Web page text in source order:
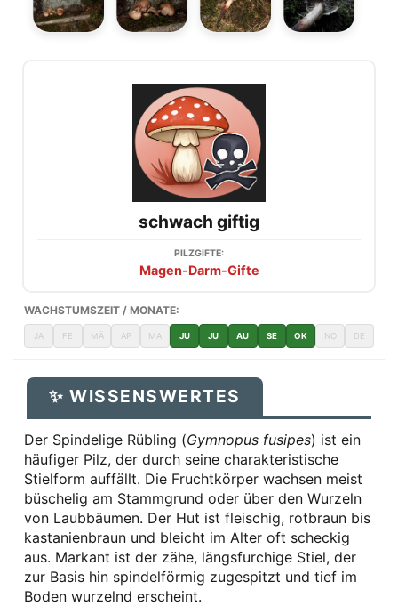
schwach giftig
PILZGIFTE:
Magen-Darm-Gifte
WACHSTUMSZEIT / MONATE:
JA FE MÄ AP MA JU JU AU SE OK NO DE
✨ WISSENSWERTES
Der Spindelige Rübling (Gymnopus fusipes) ist ein
häufiger Pilz, der durch seine charakteristische
Stielform auffällt. Die Fruchtkörper wachsen meist
büschelig am Stammgrund oder über den Wurzeln
von Laubbäumen. Der Hut ist fleischig, rotbraun bis
kastanienbraun und bleicht im Alter oft scheckig
aus. Markant ist der zähe, längsfurchige Stiel, der
zur Basis hin spindelförmig zugespitzt und tief im
Boden wurzelnd erscheint.